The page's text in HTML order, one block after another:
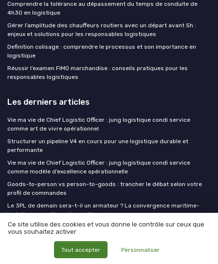
Comprendre la tolérance au dépassement du temps de conduite de
4h30 en logistique
Gérer l’amplitude des chauffeurs routiers avec un départ avant 5h :
enjeux et solutions pour les responsables logistiques
Definition colisage : comprendre le processus et son importance en
logistique
Réussir l’examen FIMO marchandise : conseils pratiques pour les
responsables logistiques
Les derniers articles
Vie ma vie de Chief Logistic Officer : jung logistique condi service
comme art de vivre opérationnel
Structurer un pipeline V4 en cours pour une logistique durable et
performante
Vie ma vie de Chief Logistic Officer : jung logistique condi service
comme modèle d’excellence opérationnelle
Goods-to-person vs person-to-goods : trancher le débat selon votre
profil de commandes
Le 3PL de demain sera-t-il un armateur ? La convergence maritime-
logistique questionne le modèle
CLO at WORK !
Ce site utilise des cookies et vous donne le contrôle sur ceux que
vous souhaitez activer
Tout accepter Personnaliser